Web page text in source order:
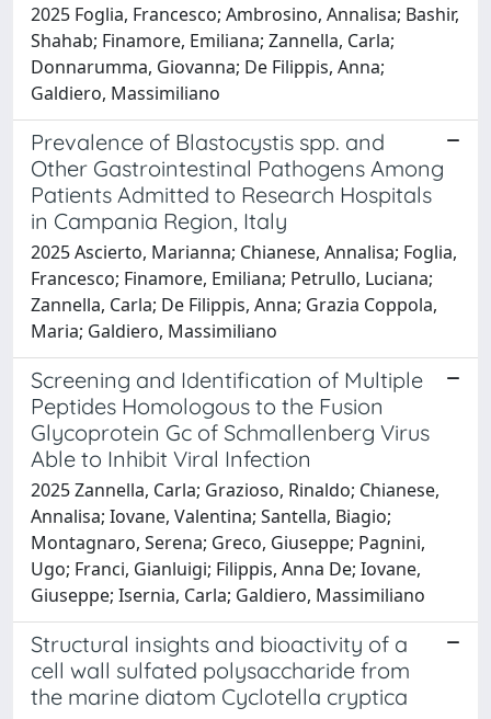
2025 Foglia, Francesco; Ambrosino, Annalisa; Bashir,
Shahab; Finamore, Emiliana; Zannella, Carla;
Donnarumma, Giovanna; De Filippis, Anna;
Galdiero, Massimiliano
Prevalence of Blastocystis spp. and
Other Gastrointestinal Pathogens Among
Patients Admitted to Research Hospitals
in Campania Region, Italy
2025 Ascierto, Marianna; Chianese, Annalisa; Foglia,
Francesco; Finamore, Emiliana; Petrullo, Luciana;
Zannella, Carla; De Filippis, Anna; Grazia Coppola,
Maria; Galdiero, Massimiliano
Screening and Identification of Multiple
Peptides Homologous to the Fusion
Glycoprotein Gc of Schmallenberg Virus
Able to Inhibit Viral Infection
2025 Zannella, Carla; Grazioso, Rinaldo; Chianese,
Annalisa; Iovane, Valentina; Santella, Biagio;
Montagnaro, Serena; Greco, Giuseppe; Pagnini,
Ugo; Franci, Gianluigi; Filippis, Anna De; Iovane,
Giuseppe; Isernia, Carla; Galdiero, Massimiliano
Structural insights and bioactivity of a
cell wall sulfated polysaccharide from
the marine diatom Cyclotella cryptica